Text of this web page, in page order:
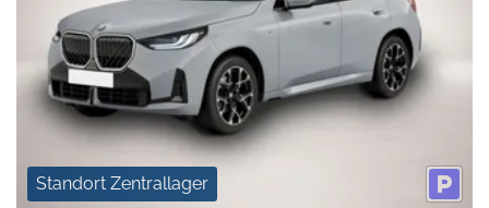
Standort Zentrallager